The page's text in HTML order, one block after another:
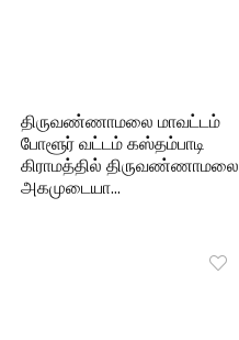
திருவண்ணாமலை மாவட்டம்
போளூர் வட்டம் கஸ்தம்பாடி
கிராமத்தில் திருவண்ணாமலை
அகமுடையா…